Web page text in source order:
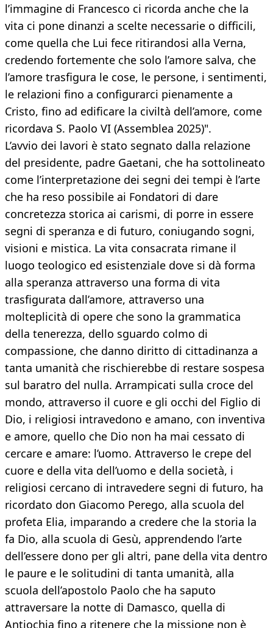
l’immagine di Francesco ci ricorda anche che la
vita ci pone dinanzi a scelte necessarie o difficili,
come quella che Lui fece ritirandosi alla Verna,
credendo fortemente che solo l’amore salva, che
l’amore trasfigura le cose, le persone, i sentimenti,
le relazioni fino a configurarci pienamente a
Cristo, fino ad edificare la civiltà dell’amore, come
ricordava S. Paolo VI (Assemblea 2025)".
L’avvio dei lavori è stato segnato dalla relazione
del presidente, padre Gaetani, che ha sottolineato
come l’interpretazione dei segni dei tempi è l’arte
che ha reso possibile ai Fondatori di dare
concretezza storica ai carismi, di porre in essere
segni di speranza e di futuro, coniugando sogni,
visioni e mistica. La vita consacrata rimane il
luogo teologico ed esistenziale dove si dà forma
alla speranza attraverso una forma di vita
trasfigurata dall’amore, attraverso una
molteplicità di opere che sono la grammatica
della tenerezza, dello sguardo colmo di
compassione, che danno diritto di cittadinanza a
tanta umanità che rischierebbe di restare sospesa
sul baratro del nulla. Arrampicati sulla croce del
mondo, attraverso il cuore e gli occhi del Figlio di
Dio, i religiosi intravedono e amano, con inventiva
e amore, quello che Dio non ha mai cessato di
cercare e amare: l’uomo. Attraverso le crepe del
cuore e della vita dell’uomo e della società, i
religiosi cercano di intravedere segni di futuro, ha
ricordato don Giacomo Perego, alla scuola del
profeta Elia, imparando a credere che la storia la
fa Dio, alla scuola di Gesù, apprendendo l’arte
dell’essere dono per gli altri, pane della vita dentro
le paure e le solitudini di tanta umanità, alla
scuola dell’apostolo Paolo che ha saputo
attraversare la notte di Damasco, quella di
Antiochia fino a ritenere che la missione non è